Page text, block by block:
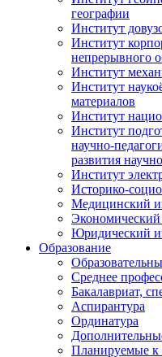
географии
Институт
Институт
непрерывного
Институт
Институт
материалов
Институт
Институт
научно-
развития
Институт
Историко-
Медицинский
Экономический
Юридический
Образование
Среднее
Бакалавриат,
Аспирантура
Ординатура
Планируемые к